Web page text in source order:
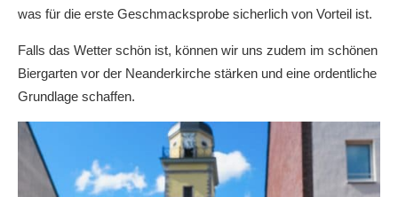
was für die erste Geschmacksprobe sicherlich von Vorteil ist.
Falls das Wetter schön ist, können wir uns zudem im schönen
Biergarten vor der Neanderkirche stärken und eine ordentliche
Grundlage schaffen.